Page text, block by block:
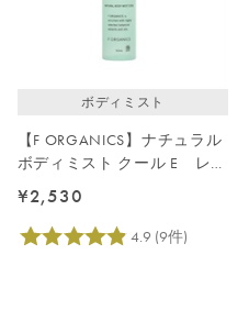
ボディミスト
【F ORGANICS】ナチュラル
ボディミスト クール E レイ
ユールデルブの香り
¥2,530